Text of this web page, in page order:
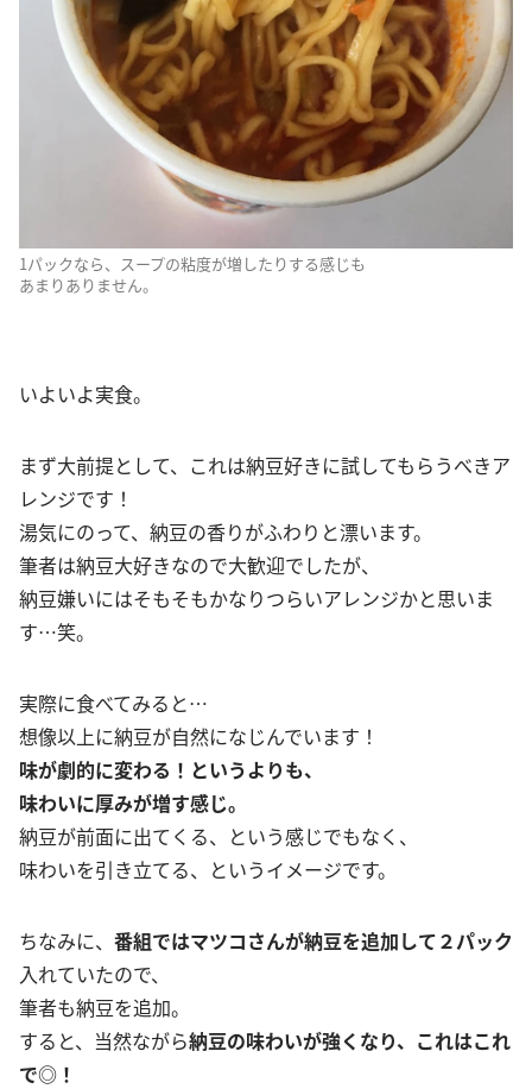
1パックなら、スープの粘度が増したりする感じも
あまりありません。
いよいよ実食。
まず大前提として、これは納豆好きに試してもらうべきア
レンジです！
湯気にのって、納豆の香りがふわりと漂います。
筆者は納豆大好きなので大歓迎でしたが、
納豆嫌いにはそもそもかなりつらいアレンジかと思いま
す…笑。
実際に食べてみると…
想像以上に納豆が自然になじんでいます！
味が劇的に変わる！というよりも、
味わいに厚みが増す感じ。
納豆が前面に出てくる、という感じでもなく、
味わいを引き立てる、というイメージです。
ちなみに、 番組ではマツコさんが納豆を追加して２パック
入れていたので、
筆者も納豆を追加。
すると、当然ながら納豆の味わいが強くなり、これはこれ
で◎！